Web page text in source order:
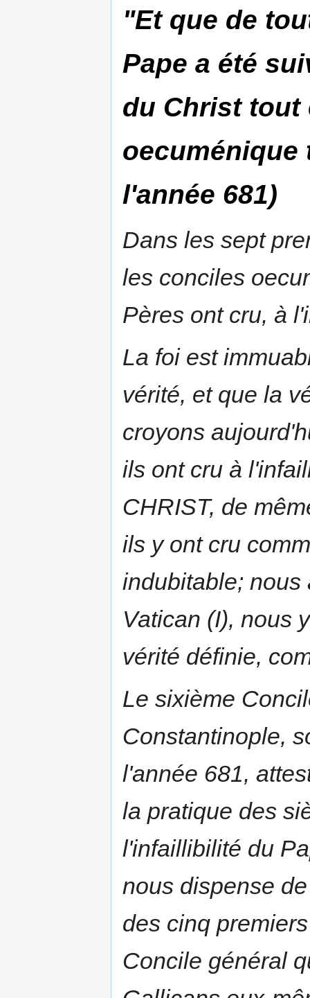
"Et que de
Pape a été
du Christ tout
oecuménique
l'année 681)
Dans les sept
les conciles
Pères ont cru, à
La foi est
vérité, et que la
croyons
ils ont cru à
CHRIST, de
ils y ont cru
indubitable; nous
Vatican (I), nous
vérité définie,
Le sixième
Constantinople,
l'année 681,
la pratique des
l'infaillibilité du
nous dispense
des cinq
Concile général